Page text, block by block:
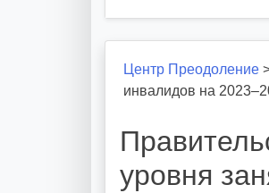
Центр Преодоление
инвалидов на
уровня